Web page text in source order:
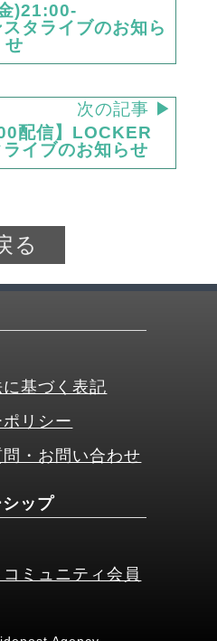
)21:00-
タライブのお知ら
せ
次の記事 ▶
配信】LOCKER
イブのお知らせ
る
基づく表記
リシー
・お問い合わせ
ップ
ミュニティ会員